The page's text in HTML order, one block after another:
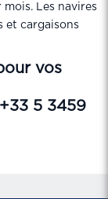
Les navires
et cargaisons
vos
5 3459